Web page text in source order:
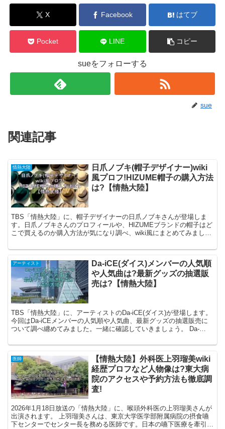
X Facebook はてブ
Pocket LINE コピー
sueをフォローする
sue
関連記事
情熱大陸
日爪ノブキ(帽子デザイナー)wiki
風プロフ!HIZUME帽子の購入方法
は?【情熱大陸】
TBS「情熱大陸」に、帽子デザイナーの日爪ノブキさんが登場しま
す。日爪ノブキさんのプロフィールや、HIZUMEブランドの帽子はど
こで買えるのか購入方法が気になり調べ、wiki風にまとめてみまし
アーティスト
Da-iCE(ダイス)メンバーの人気順
や人気曲は?最新グッズの抽選販
売は?【情熱大陸】
TBS「情熱大陸」に、アーティストのDa-iCE(ダイス)が登場します。
今回はDa-iCEメンバーの人気順や人気曲、最新グッズの抽選販売に
ついて調べ纏めてみました。一緒に確認していきましょう。 Da-
医師
【情熱大陸】外科医上羽瑠美wiki
経歴プロフなど人物像は?東大病
院のアクセスや予約方法も徹底調
査!
2026年1月18日放送の「情熱大陸」に、喉頭外科医の上羽瑠美さんが
出演されます。 上羽瑠美さんは、東京大学医学部附属病院の摂食嚥
下センターでセンター長を務める医師です。日本の嚥下医療を牽引す